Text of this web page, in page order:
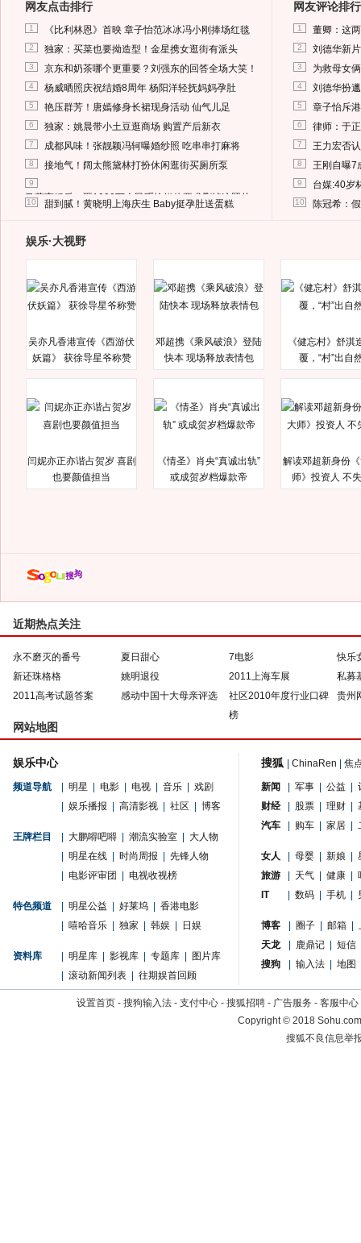
网友点击排行
1 《比利林恩》首映 章子怡范冰冰冯小刚捧场红毯
2 独家：买菜也要拗造型！金星携女逛街有派头
3 京东和奶茶哪个更重要？刘强东的回答全场大笑！
4 杨威晒照庆祝结婚8周年 杨阳洋轻抚妈妈孕肚
5 艳压群芳！唐嫣修身长裙现身活动 仙气儿足
6 独家：姚晨带小土豆逛商场 购置产后新衣
7 成都风味！张靓颖冯轲曝婚纱照 吃串串打麻将
8 接地气！阔太熊黛林打扮休闲逛街买厕所泵
9
马蓉离婚后，砸1000万人民币给媒体要求删掉这照片
10 甜到腻！黄晓明上海庆生 Baby挺孕肚送蛋糕
网友评论排行
1 董卿：这
2 刘德华新
3 为救母女
4 刘德华扮
5 章子怡斥
6 律师：于
7 王力宏否
8 王刚自曝7
9 台媒:40岁
10 陈冠希：
娱乐·大视野
吴亦凡香港宣传《西游伏
妖篇》 获徐导星爷称赞
邓超携《乘风破浪》登陆
快本 现场释放表情包
《健忘村》舒淇
覆，“村”出自
闫妮亦正亦谐占贺岁 喜剧
也要颜值担当
《情圣》肖央“真诚出轨”
或成贺岁档爆款帝
解读邓超新身份
师》投资人 不
近期热点关注
永不磨灭的番号 夏日甜心 7电影
快乐
新还珠格格
姚明退役 2011上海车展
私募
2011高考试题答案
感动中国十大母亲评选
社区2010年度行业口碑
榜
贵州
网站地图
娱乐中心
频道导航 明星 电影 电视 音乐
戏剧
娱乐播报 高清影视 社区 博客
王牌栏目 大鹏嘚吧嘚 潮流实验室
大人物
明星在线 时尚周报
先锋人物
电影评审团 电视收视榜
特色频道 明星公益 好莱坞
香港电影
嘻哈音乐 独家 韩娱 日娱
资料库 明星库 影视库 专题库
图片库
滚动新闻列表 往期娱首回顾
搜狐 ChinaRen 焦
新闻 军事 公益
财经
股票 理财
汽车
购车 家居
女人 母婴 新娘
旅游
天气 健康
IT
数码 手机
博客 圈子 邮箱
天龙
鹿鼎记
短信
搜狗
输入法 地图
设置首页 - 搜狗输入法 - 支付中心 - 搜狐招聘 - 广告服务 - 客服中心
Copyright©2018
搜狐不良信息举